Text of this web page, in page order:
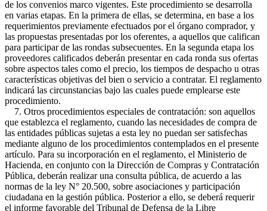
de los convenios marco vigentes. Este procedimiento se desarrolla
en varias etapas. En la primera de ellas, se determina, en base a los
requerimientos previamente efectuados por el órgano comprador, y
las propuestas presentadas por los oferentes, a aquellos que califican
para participar de las rondas subsecuentes. En la segunda etapa los
proveedores calificados deberán presentar en cada ronda sus ofertas
sobre aspectos tales como el precio, los tiempos de despacho u otras
características objetivas del bien o servicio a contratar. El reglamento
indicará las circunstancias bajo las cuales puede emplearse este
procedimiento.
7. Otros procedimientos especiales de contratación: son aquellos
que establezca el reglamento, cuando las necesidades de compra de
las entidades públicas sujetas a esta ley no puedan ser satisfechas
mediante alguno de los procedimientos contemplados en el presente
artículo. Para su incorporación en el reglamento, el Ministerio de
Hacienda, en conjunto con la Dirección de Compras y Contratación
Pública, deberán realizar una consulta pública, de acuerdo a las
normas de la ley N° 20.500, sobre asociaciones y participación
ciudadana en la gestión pública. Posterior a ello, se deberá requerir
el informe favorable del Tribunal de Defensa de la Libre